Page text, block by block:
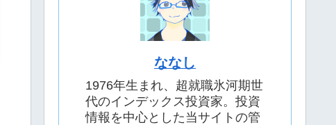
ななし
1976年生まれ、超就職氷河期世
代のインデックス投資家。投資
情報を中心とした当サイトの管